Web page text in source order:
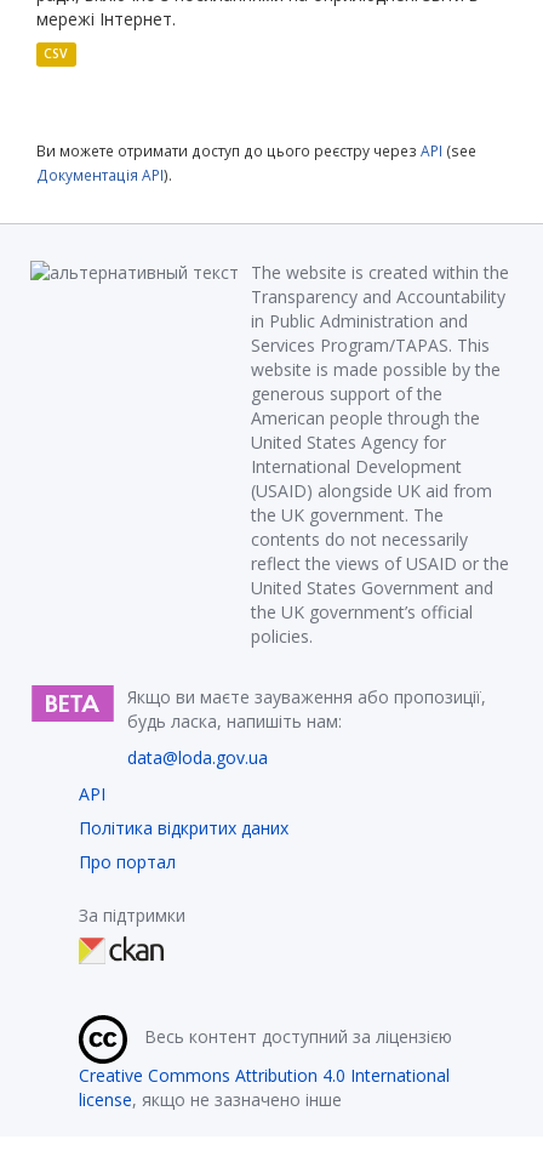
мережі Інтернет.
CSV
Ви можете отримати доступ до цього реєстру через API (see
Документація API).
The website is created within the
Transparency and Accountability
in Public Administration and
Services Program/TAPAS. This
website is made possible by the
generous support of the
American people through the
United States Agency for
International Development
(USAID) alongside UK aid from
the UK government. The
contents do not necessarily
reflect the views of USAID or the
United States Government and
the UK government’s official
policies.
Якщо ви маєте зауваження або пропозиції,
будь ласка, напишіть нам:
data@loda.gov.ua
API
Політика відкритих даних
Про портал
За підтримки
Весь контент доступний за ліцензією
Creative Commons Attribution 4.0 International
license, якщо не зазначено інше